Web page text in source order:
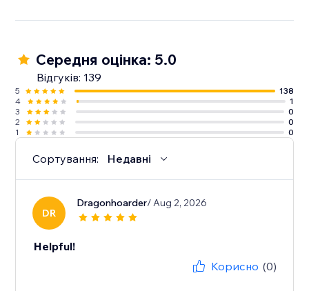
Середня оцінка: 5.0
Відгуків: 139
5
138
4
1
3
0
2
0
1
0
Сортування: Недавні
DR
Dragonhoarder/ Aug 2, 2026
Helpful!
Корисно (0)